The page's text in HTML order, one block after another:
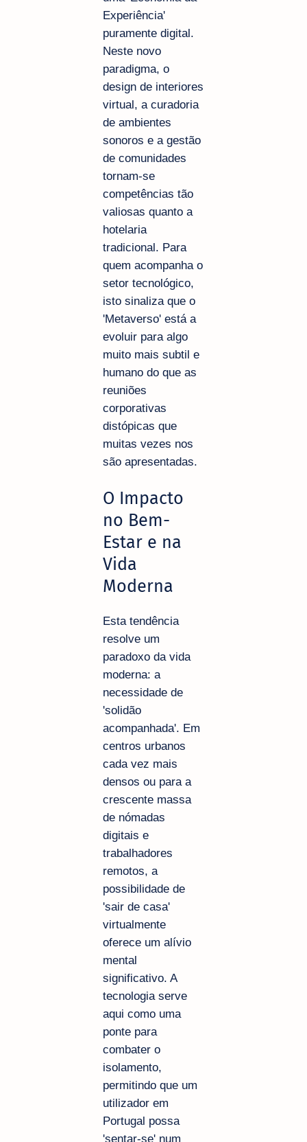
Experiência'
puramente digital.
Neste novo
paradigma, o
design de interiores
virtual, a curadoria
de ambientes
sonoros e a gestão
de comunidades
tornam-se
competências tão
valiosas quanto a
hotelaria
tradicional. Para
quem acompanha o
setor tecnológico,
isto sinaliza que o
'Metaverso' está a
evoluir para algo
muito mais subtil e
humano do que as
reuniões
corporativas
distópicas que
muitas vezes nos
são apresentadas.
O Impacto
no Bem-
Estar e na
Vida
Moderna
Esta tendência
resolve um
paradoxo da vida
moderna: a
necessidade de
'solidão
acompanhada'. Em
centros urbanos
cada vez mais
densos ou para a
crescente massa
de nómadas
digitais e
trabalhadores
remotos, a
possibilidade de
'sair de casa'
virtualmente
oferece um alívio
mental
significativo. A
tecnologia serve
aqui como uma
ponte para
combater o
isolamento,
permitindo que um
utilizador em
Portugal possa
'sentar-se' num